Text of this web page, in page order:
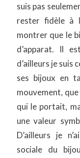
suis pas
rester fidèle à
montrer que le
d’apparat. Il
d’ailleurs je suis
ses bijoux en
mouvement,
qui le portait,
une valeur
D’ailleurs je
sociale du